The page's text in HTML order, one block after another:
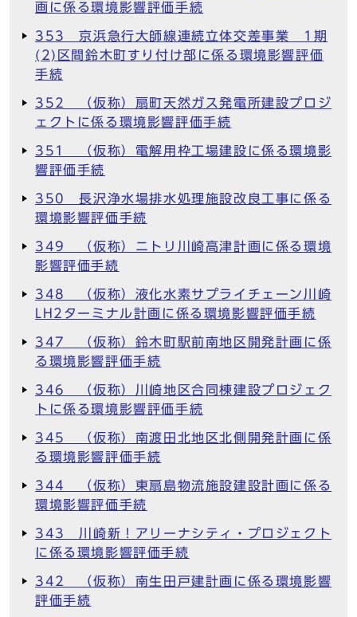
画に係る環境影響評価手続
353 京浜急行大師線連続立体交差事業 1期
(2)区間鈴木町すり付け部に係る環境影響評価
手続
352 （仮称）扇町天然ガス発電所建設プロジ
ェクトに係る環境影響評価手続
351 （仮称）電解用枠工場建設に係る環境影
響評価手続
350 長沢浄水場排水処理施設改良工事に係る
環境影響評価手続
349 （仮称）ニトリ川崎高津計画に係る環境
影響評価手続
348 （仮称）液化水素サプライチェーン川崎
LH2ターミナル計画に係る環境影響評価手続
347 （仮称）鈴木町駅前南地区開発計画に係
る環境影響評価手続
346 （仮称）川崎地区合同棟建設プロジェク
トに係る環境影響評価手続
345 （仮称）南渡田北地区北側開発計画に係
る環境影響評価手続
344 （仮称）東扇島物流施設建設計画に係る
環境影響評価手続
343 川崎新！アリーナシティ・プロジェクト
に係る環境影響評価手続
342 （仮称）南生田戸建計画に係る環境影響
評価手続